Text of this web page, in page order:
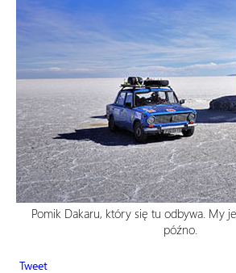
Pomik Dakaru, który się tu odbywa. My
późno.
Tweet